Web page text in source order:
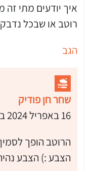
איך יודעים מתי
רוטב או שבכל
הגב
שחר חן פודיק
16 באפריל 2024 בשעה 17:37
הרוטב הופך
הצבע :) הצבע